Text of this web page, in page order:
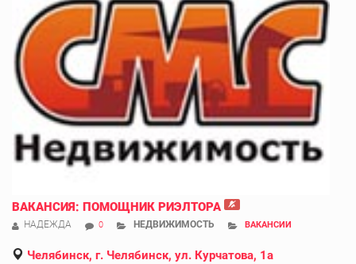
ВАКАНСИЯ: ПОМОЩНИК РИЭЛТОРА
НАДЕЖДА 0 НЕДВИЖИМОСТЬ ВАКАНСИИ
Челябинск, г. Челябинск, ул. Курчатова, 1а